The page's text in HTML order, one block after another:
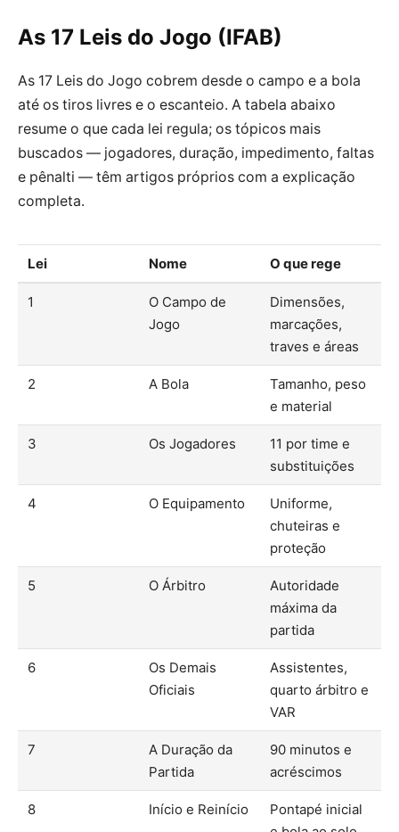
As 17 Leis do Jogo (IFAB)
As 17 Leis do Jogo cobrem desde o campo e a bola
até os tiros livres e o escanteio. A tabela abaixo
resume o que cada lei regula; os tópicos mais
buscados — jogadores, duração, impedimento, faltas
e pênalti — têm artigos próprios com a explicação
completa.
Lei Nome O que rege
1
O Campo de
Jogo
Dimensões,
marcações,
traves e áreas
2 A Bola
Tamanho, peso
e material
3 Os Jogadores
11 por time e
substituições
4 O Equipamento
Uniforme,
chuteiras e
proteção
5 O Árbitro
Autoridade
máxima da
partida
6
Os Demais
Oficiais
Assistentes,
quarto árbitro e
VAR
7
A Duração da
Partida
90 minutos e
acréscimos
8 Início e Reinício
Pontapé inicial